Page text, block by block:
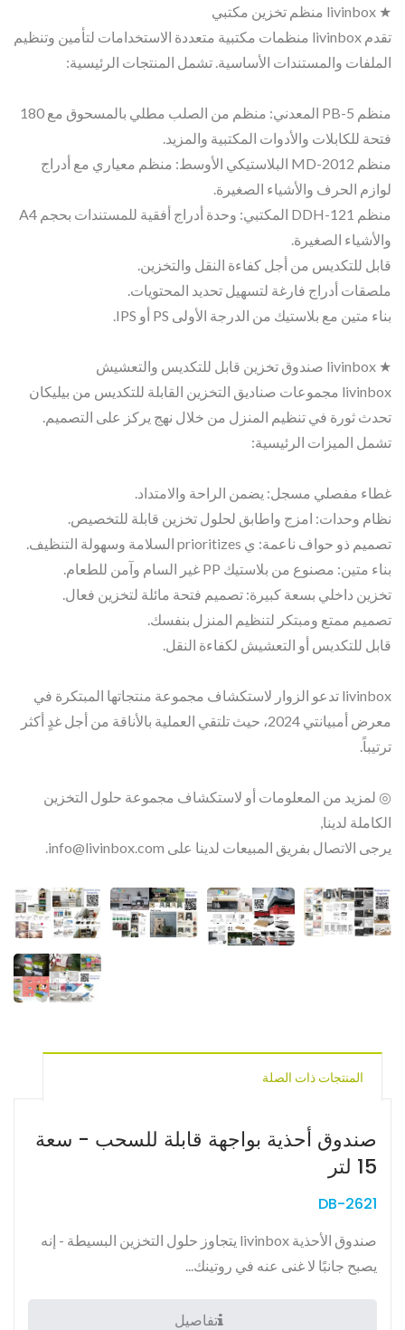
★ livinbox منظم تخزين مكتبي
تقدم livinbox منظمات مكتبية متعددة الاستخدامات لتأمين وتنظيم
الملفات والمستندات الأساسية. تشمل المنتجات الرئيسية:
منظم PB-5 المعدني: منظم من الصلب مطلي بالمسحوق مع 180
فتحة للكابلات والأدوات المكتبية والمزيد.
منظم MD-2012 البلاستيكي الأوسط: منظم معياري مع أدراج
لوازم الحرف والأشياء الصغيرة.
منظم DDH-121 المكتبي: وحدة أدراج أفقية للمستندات بحجم A4
والأشياء الصغيرة.
قابل للتكديس من أجل كفاءة النقل والتخزين.
ملصقات أدراج فارغة لتسهيل تحديد المحتويات.
بناء متين مع بلاستيك من الدرجة الأولى PS أو IPS.
★ livinbox صندوق تخزين قابل للتكديس والتعشيش
livinbox مجموعات صناديق التخزين القابلة للتكديس من بيليكان
تحدث ثورة في تنظيم المنزل من خلال نهج يركز على التصميم.
تشمل الميزات الرئيسية:
غطاء مفصلي مسجل: يضمن الراحة والامتداد.
نظام وحدات: امزج واطابق لحلول تخزين قابلة للتخصيص.
تصميم ذو حواف ناعمة: ي prioritizes السلامة وسهولة التنظيف.
بناء متين: مصنوع من بلاستيك PP غير السام وآمن للطعام.
تخزين داخلي بسعة كبيرة: تصميم فتحة مائلة لتخزين فعال.
تصميم ممتع ومبتكر لتنظيم المنزل بنفسك.
قابل للتكديس أو التعشيش لكفاءة النقل.
livinbox تدعو الزوار لاستكشاف مجموعة منتجاتها المبتكرة في
معرض أمبيانتي 2024، حيث تلتقي العملية بالأناقة من أجل غدٍ أكثر
ترتيباً.
◎ لمزيد من المعلومات أو لاستكشاف مجموعة حلول التخزين
الكاملة لدينا,
يرجى الاتصال بفريق المبيعات لدينا على info@livinbox.com.
المنتجات ذات الصلة
صندوق أحذية بواجهة قابلة للسحب - سعة
15 لتر
DB-2621
صندوق الأحذية livinbox يتجاوز حلول التخزين البسيطة - إنه
يصبح جانبًا لا غنى عنه في روتينك...
تفاصيل